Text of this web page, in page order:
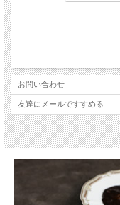
お問い合わせ
友達にメールですすめる